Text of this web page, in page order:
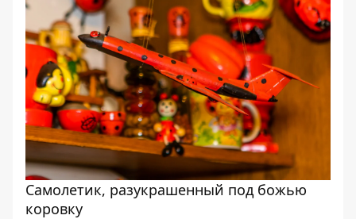
Самолетик, разукрашенный под божью
коровку